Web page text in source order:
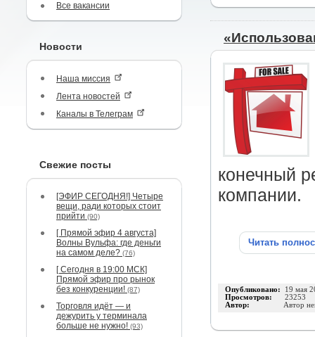
Все вакансии
Новости
Наша миссия
Лента новостей
Каналы в Телеграм
Свежие посты
[ЭФИР СЕГОДНЯ!] Четыре
вещи, ради которых стоит
прийти (90)
[ Прямой эфир 4 августа]
Волны Вульфа: где деньги
на самом деле? (76)
[ Сегодня в 19:00 МСК]
Прямой эфир про рынок
без конкуренции! (87)
Торговля идёт — и
дежурить у терминала
больше не нужно! (93)
конечный
компании.
Читать
Опубликовано: 19 мая
Просмотров: 23253
Автор: Автор